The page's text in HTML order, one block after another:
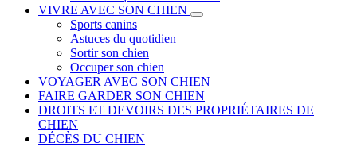
VIVRE AVEC SON CHIEN
Sports canins
Astuces du quotidien
Sortir son chien
Occuper son chien
VOYAGER AVEC SON CHIEN
FAIRE GARDER SON CHIEN
DROITS ET DEVOIRS DES PROPRIÉTAIRES DE
CHIEN
DÉCÈS DU CHIEN